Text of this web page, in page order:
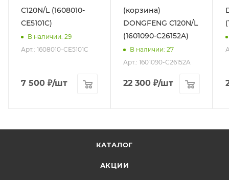
C120N/L (1608010-
CE5101C)
В наличии: 29
Арт.: 1608010-CE5101C
7 500 ₽/шт
(корзина)
DONGFENG C120N/L
(1601090-C26152A)
В наличии: 27
Арт.: 1601090-C26152A
22 300 ₽/шт
КАТАЛОГ
АКЦИИ